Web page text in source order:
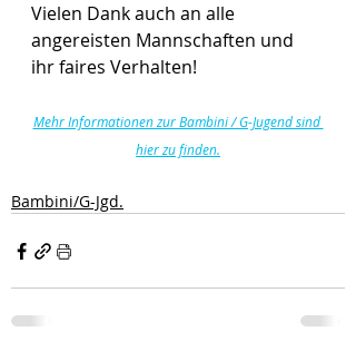
Vielen Dank auch an alle
angereisten Mannschaften und
ihr faires Verhalten!
Mehr Informationen zur Bambini / G-Jugend sind
hier zu finden.
Bambini/G-Jgd.